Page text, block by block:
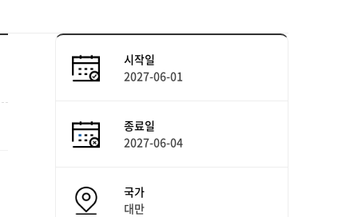
시작일
2027-06-01
종료일
2027-06-04
국가
대만